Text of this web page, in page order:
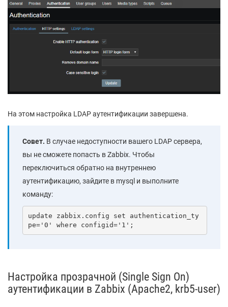
На этом настройка LDAP аутентификации завершена.
Совет. В случае недоступности вашего LDAP сервера,
вы не сможете попасть в Zabbix. Чтобы
переключиться обратно на внутреннею
аутентификацию, зайдите в mysql и выполните
команду:
update zabbix.config set authentication_ty
pe='0' where configid='1';
Настройка прозрачной (Single Sign On)
аутентификации в Zabbix (Apache2, krb5-user)